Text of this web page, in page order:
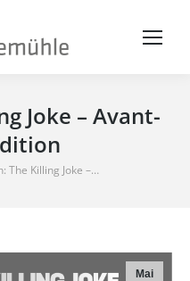
Joke – Avant-
The Killing Joke –…
Mai